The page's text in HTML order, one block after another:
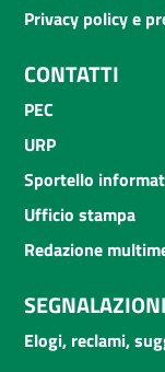
Privacy policy e
CONTATTI
PEC
URP
Sportello
Ufficio stampa
Redazione
SEGNALAZIONI
Elogi, reclami,